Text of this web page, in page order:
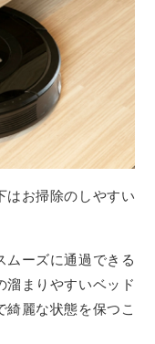
はお掃除のしやすい
ムーズに通過できる
溜まりやすいベッド
綺麗な状態を保つこ